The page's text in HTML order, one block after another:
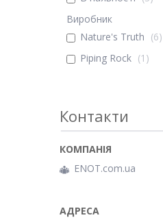
Виробник
Nature's Truth
6
Piping Rock
1
Контакти
ENOT.com.ua